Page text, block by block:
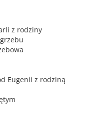
z rodziny
Eugenii z rodziną